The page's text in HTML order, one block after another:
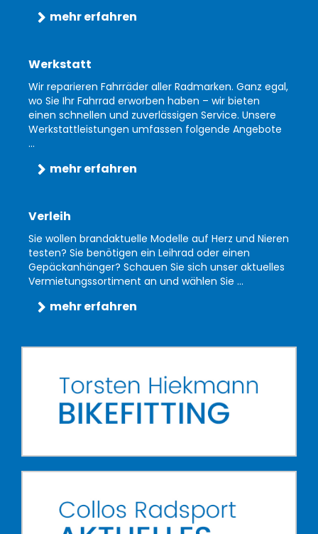
mehr erfahren
Werkstatt
Wir reparieren Fahrräder aller Radmarken. Ganz egal,
wo Sie Ihr Fahrrad erworben haben – wir bieten
einen schnellen und zuverlässigen Service. Unsere
Werkstattleistungen umfassen folgende Angebote
...
mehr erfahren
Verleih
Sie wollen brandaktuelle Modelle auf Herz und Nieren
testen? Sie benötigen ein Leihrad oder einen
Gepäckanhänger? Schauen Sie sich unser aktuelles
Vermietungssortiment an und wählen Sie ...
mehr erfahren